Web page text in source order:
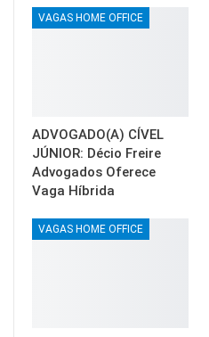
VAGAS HOME OFFICE
ADVOGADO(A) CÍVEL
JÚNIOR: Décio Freire
Advogados Oferece
Vaga Híbrida
VAGAS HOME OFFICE